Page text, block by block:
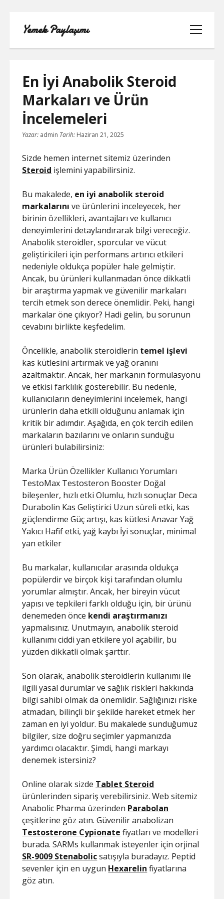
Yemek Paylaşımı
menüyü
aç
LISTE
SAYFA LISTESI
SPOTIFY TAKIPÇI YÜKSELTME
ÜCRETSIZ
TIKTOK GIZLI CANLI YAYIN IZLEME
TWITTER IZLENME GÖNDERME
ŞIFRESIZ
En İyi Anabolik Steroid
Markaları ve Ürün
İncelemeleri
Yazar: admin Tarih: Haziran 21, 2025
Sizde hemen internet sitemiz üzerinden
Steroid işlemini yapabilirsiniz.
Bu makalede, en iyi anabolik steroid
markalarını ve ürünlerini inceleyecek, her
birinin özellikleri, avantajları ve kullanıcı
deneyimlerini detaylandırarak bilgi vereceğiz.
Anabolik steroidler, sporcular ve vücut
geliştiricileri için performans artırıcı etkileri
nedeniyle oldukça popüler hale gelmiştir.
Ancak, bu ürünleri kullanmadan önce dikkatli
bir araştırma yapmak ve güvenilir markaları
tercih etmek son derece önemlidir. Peki, hangi
markalar öne çıkıyor? Hadi gelin, bu sorunun
cevabını birlikte keşfedelim.
Öncelikle, anabolik steroidlerin temel işlevi
kas kütlesini artırmak ve yağ oranını
azaltmaktır. Ancak, her markanın formülasyonu
ve etkisi farklılık gösterebilir. Bu nedenle,
kullanıcıların deneyimlerini incelemek, hangi
ürünlerin daha etkili olduğunu anlamak için
kritik bir adımdır. Aşağıda, en çok tercih edilen
markaların bazılarını ve onların sunduğu
ürünleri bulabilirsiniz:
Marka Ürün Özellikler Kullanıcı Yorumları
TestoMax Testosteron Booster Doğal
bileşenler, hızlı etki Olumlu, hızlı sonuçlar Deca
Durabolin Kas Geliştirici Uzun süreli etki, kas
güçlendirme Güç artışı, kas kütlesi Anavar Yağ
Yakıcı Hafif etki, yağ kaybı İyi sonuçlar, minimal
yan etkiler
Bu markalar, kullanıcılar arasında oldukça
popülerdir ve birçok kişi tarafından olumlu
yorumlar almıştır. Ancak, her bireyin vücut
yapısı ve tepkileri farklı olduğu için, bir ürünü
denemeden önce kendi araştırmanızı
yapmalısınız. Unutmayın, anabolik steroid
kullanımı ciddi yan etkilere yol açabilir, bu
yüzden dikkatli olmak şarttır.
Son olarak, anabolik steroidlerin kullanımı ile
ilgili yasal durumlar ve sağlık riskleri hakkında
bilgi sahibi olmak da önemlidir. Sağlığınızı riske
atmadan, bilinçli bir şekilde hareket etmek her
zaman en iyi yoldur. Bu makalede sunduğumuz
bilgiler, size doğru seçimler yapmanızda
yardımcı olacaktır. Şimdi, hangi markayı
denemek istersiniz?
Online olarak sizde Tablet Steroid
ürünlerinden sipariş verebilirsiniz. Web sitemiz
Anabolic Pharma üzerinden Parabolan
çeşitlerine göz atın. Güvenilir anabolizan
Testosterone Cypionate fiyatları ve modelleri
burada. SARMs kullanmak isteyenler için orjinal
SR-9009 Stenabolicsatışıyla buradayız. Peptid
sevenler için en uygun Hexarelin fiyatlarına
göz atın.